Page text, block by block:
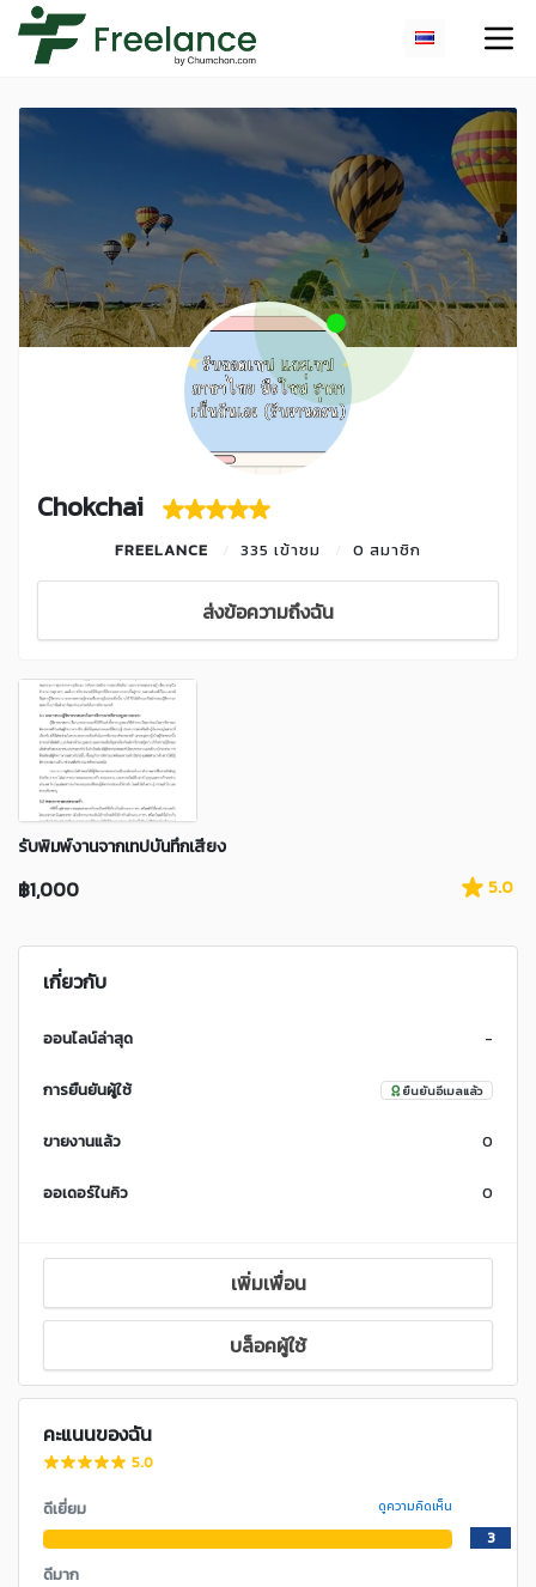
Chokchai
FREELANCE 335 เข้าชม 0 สมาชิก
ส่งข้อความถึงฉัน
รับพิมพ์งานจากเทปบันทึกเสียง
฿1,000 5.0
เกี่ยวกับ
ออนไลน์ล่าสุด -
การยืนยันผู้ใช้ ยืนยันอีเมลแล้ว
ขายงานแล้ว 0
ออเดอร์ในคิว 0
เพิ่มเพื่อน
บล็อคผู้ใช้
คะแนนของฉัน
5.0
ดีเยี่ยม ดูความคิดเห็น
3
ดีมาก